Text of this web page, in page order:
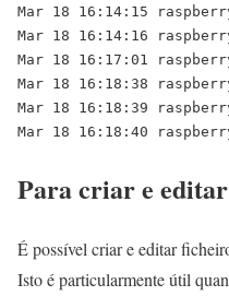
Mar 18 16:14:15
Mar 18 16:14:16
Mar 18 16:17:01
Mar 18 16:18:38
Mar 18 16:18:39
Para criar e
É possível criar e editar
Isto é particularmente útil